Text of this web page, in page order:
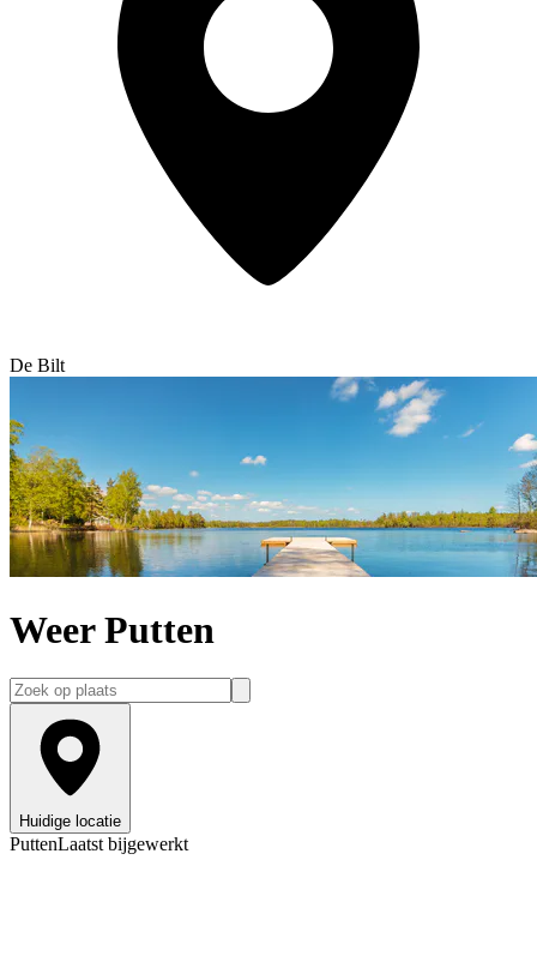
De Bilt
Weer Putten
Huidige locatie
PuttenLaatst bijgewerkt